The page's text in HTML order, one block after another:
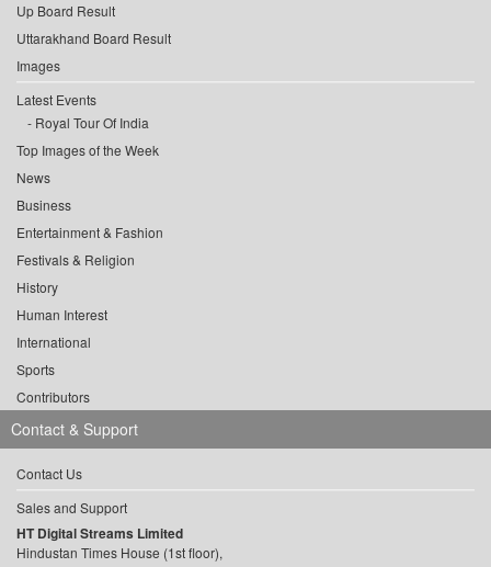
Up Board Result
Uttarakhand Board Result
Images
Latest Events
Royal Tour Of India
Top Images of the Week
News
Business
Entertainment & Fashion
Festivals & Religion
History
Human Interest
International
Sports
Contributors
Contact & Support
Contact Us
Sales and Support
HT Digital Streams Limited
Hindustan Times House (1st floor),